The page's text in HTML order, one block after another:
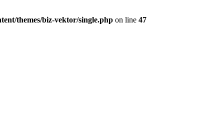
themes/biz-vektor/single.php on line 47